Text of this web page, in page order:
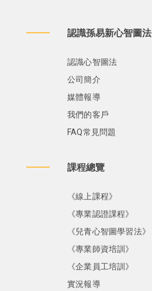
認識孫易新心智圖法
認識心智圖法
公司簡介
媒體報導
我們的客戶
FAQ常見問題
課程總覽
《線上課程》
《專業認證課程》
《兒青心智圖學習法》
《專業師資培訓》
《企業員工培訓》
實況報導